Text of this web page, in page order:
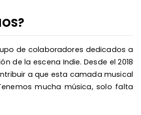
de colaboradores dedicados a
de la escena Indie. Desde el 2018
a que esta camada musical
mucha música, solo falta